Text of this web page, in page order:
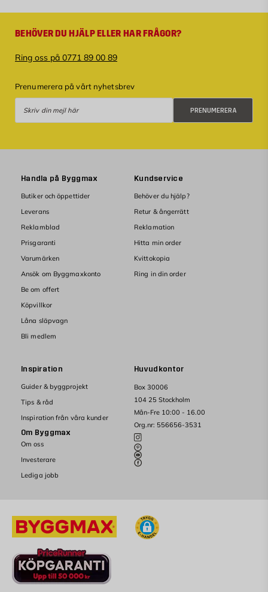
BEHÖVER DU HJÄLP ELLER HAR FRÅGOR?
Ring oss på 0771 89 00 89
Prenumerera på vårt nyhetsbrev
PRENUMERERA
Huvudkontor
Box 30006
104 25 Stockholm
Mån-Fre 10:00 - 16.00
Org.nr: 556656-3531
Handla på Byggmax
Butiker och öppettider
Leverans
Reklamblad
Prisgaranti
Varumärken
Ansök om Byggmaxkonto
Be om offert
Köpvillkor
Låna släpvagn
Bli medlem
Kundservice
Behöver du hjälp?
Retur & ångerrätt
Reklamation
Hitta min order
Kvittokopia
Ring in din order
Inspiration
Guider & byggprojekt
Tips & råd
Inspiration från våra kunder
Om Byggmax
Om oss
Investerare
Lediga jobb